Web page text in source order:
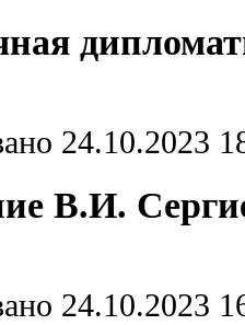
24.10.2023
В.И.
24.10.2023